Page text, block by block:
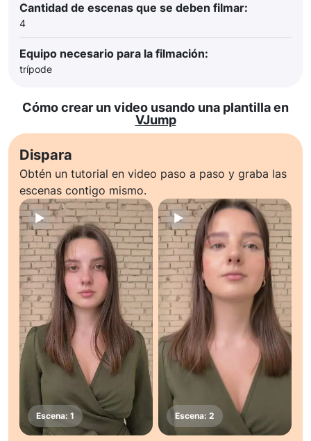
Cantidad de escenas que se deben filmar:
4
Equipo necesario para la filmación:
trípode
Cómo crear un video usando una plantilla en
VJump
Dispara
Obtén un tutorial en video paso a paso y graba las
escenas contigo mismo.